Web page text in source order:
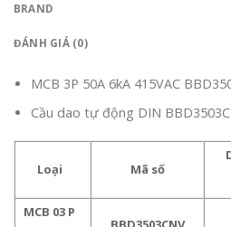
BRAND
ĐÁNH GIÁ (0)
MCB 3P 50A 6kA 415VAC
Cầu dao tự động DIN
Loại Mã số
MCB 03 P